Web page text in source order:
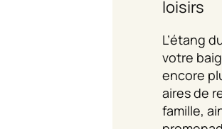
loisirs
L’étang
votre
encore
aires de
famille,